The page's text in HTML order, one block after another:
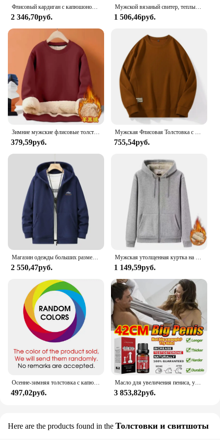
Флисовый кардиган с капюшоном большого размера, мужская осенне-зимняя модная модная куртка, толстовка больших размеров 12XL 10XL, мужская одежда больших размеров
2 346,70руб.
Мужской вязаный свитер, теплый круглый вырез, утолщенный флис, пуловер с контрастными буквами и принтом, повседневные дизайнерские толстовки
1 506,46руб.
Зимние мужские флисовые толстовки, сохраняющее тепло нижнее белье, повседневный однотонный пуловер из овечьей шерсти с круглым вырезом, утепленное термобелье, топы
379,59руб.
Мужская Флисовая Толстовка с капюшоном, размеры 6XL, 7XL, 8XL
755,54руб.
2 550,47руб. 1 149,59руб.
497,02руб.
Масло для увеличения пениса, утолщение роста, увеличение члена для мужчин, увеличение эрекции, задержка эякуляции, масла для большого члена
3 853,82руб.
Here are the products found in the Толстовки и свитшоты